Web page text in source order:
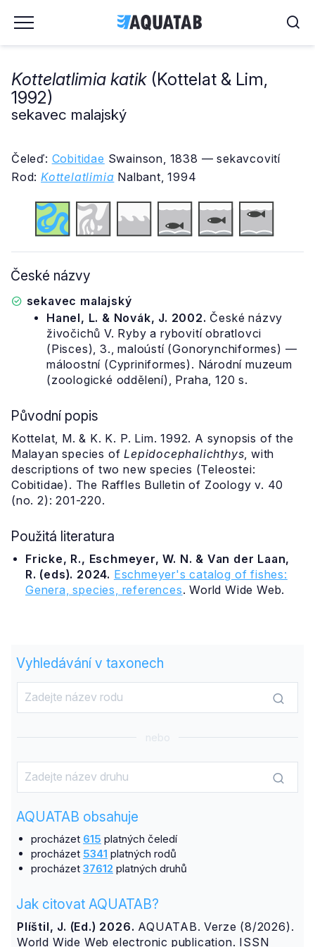
Kottelatlimia katik (Kottelat & Lim,
1992)
sekavec malajský
Čeleď: Cobitidae Swainson, 1838 — sekavcovití
Rod: Kottelatlimia Nalbant, 1994
České názvy
sekavec malajský
Hanel, L. & Novák, J. 2002. České názvy
živočichů V. Ryby a rybovití obratlovci
(Pisces), 3., maloústí (Gonorynchiformes) —
máloostní (Cypriniformes). Národní muzeum
(zoologické oddělení), Praha, 120 s.
Původní popis
Kottelat, M. & K. K. P. Lim. 1992. A synopsis of the
Malayan species ofLepidocephalichthys, with
descriptions of two new species (Teleostei:
Cobitidae). The Raffles Bulletin of Zoology v. 40
(no. 2): 201-220.
Použitá literatura
Fricke, R., Eschmeyer, W. N. & Van der Laan,
R. (eds). 2024. Eschmeyer's catalog of fishes:
Genera, species, references. World Wide Web.
Vyhledávání v taxonech
nebo
AQUATAB obsahuje
procházet 615 platných čeledí
procházet 5341 platných rodů
procházet 37612 platných druhů
Jak citovat AQUATAB?
Plíštil, J. (Ed.) 2026. AQUATAB. Verze (8/2026).
World Wide Web electronic publication. ISSN